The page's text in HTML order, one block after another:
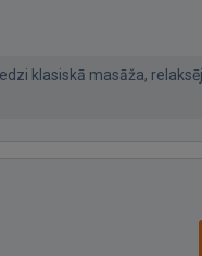
klasiskā masāža,